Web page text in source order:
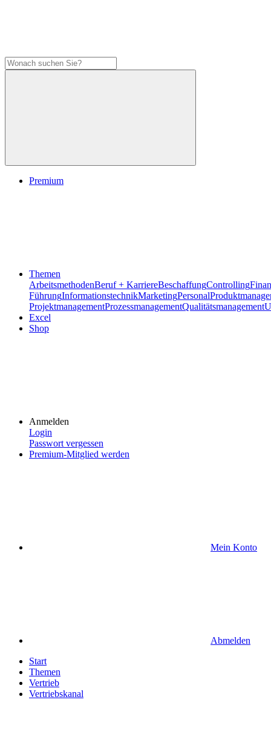
Premium
Themen
ArbeitsmethodenBeruf + KarriereBeschaffungControlling
FührungInformationstechnikMarketingPersonal
ProjektmanagementProzessmanagementQualitätsmanagement
Excel
Shop
Anmelden
Login
Passwort vergessen
Premium-Mitglied werden
Mein Konto
Abmelden
Start
Themen
Vertrieb
Vertriebskanal